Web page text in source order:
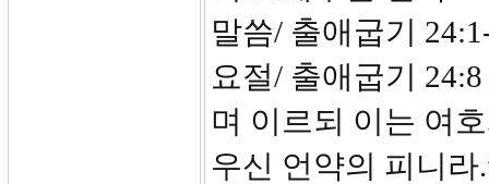
말씀/ 출애굽기
요절/ 출애굽기
며 이르되 이는 여
우신 언약의 피니라